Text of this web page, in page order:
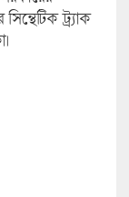
ট্র্যাক